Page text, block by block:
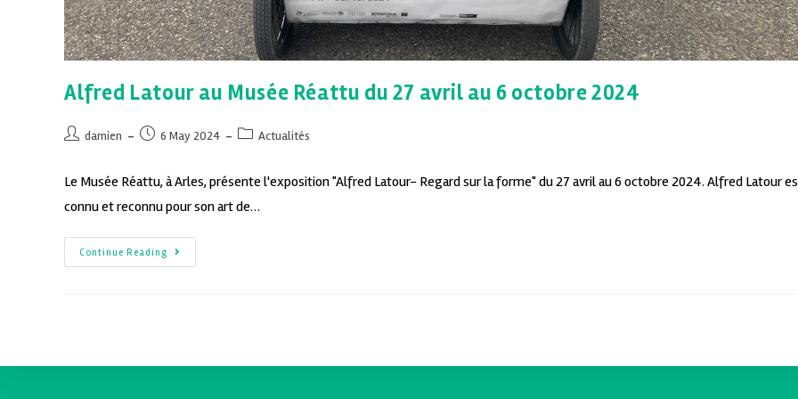
Alfred Latour au Musée Réattu du 27 avril au 6 octobre 2024
damien 6 May 2024 Actualités
Le Musée Réattu, à Arles, présente l'exposition "Alfred Latour- Regard sur la forme" du 27 avril au 6 octobre 2024. Alfred Latour
connu et reconnu pour son art de…
Continue Reading